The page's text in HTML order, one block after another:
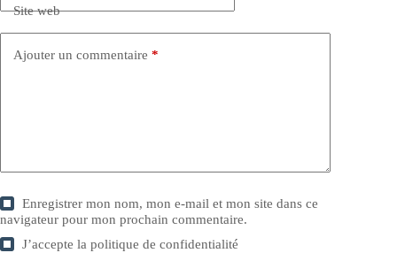
Site web
Ajouter un commentaire *
Enregistrer mon nom, mon e-mail et mon site dans ce
navigateur pour mon prochain commentaire.
J’accepte lapolitique de confidentialité